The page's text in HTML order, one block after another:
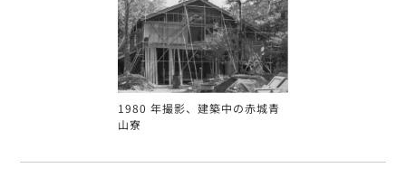
1980 年撮影、建築中の赤城青
山寮